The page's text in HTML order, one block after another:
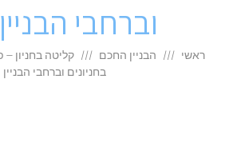
וברחבי הבניין
ראשי הבניין החכם
בחניונים וברחבי הבניין